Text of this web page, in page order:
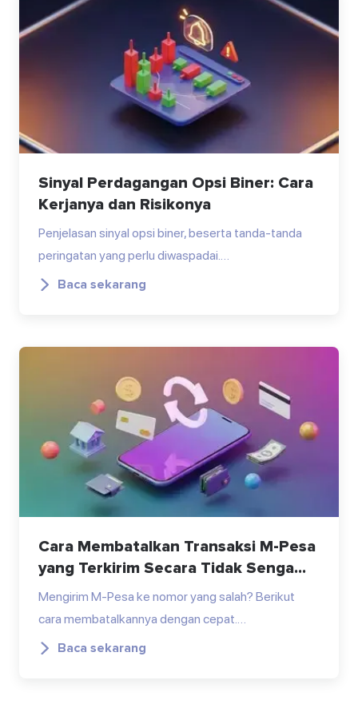
Sinyal Perdagangan Opsi Biner: Cara
Kerjanya dan Risikonya
Penjelasan sinyal opsi biner, beserta tanda-tanda
peringatan yang perlu diwaspadai.…
Baca sekarang
Cara Membatalkan Transaksi M-Pesa
yang Terkirim Secara Tidak Senga...
Mengirim M-Pesa ke nomor yang salah? Berikut
cara membatalkannya dengan cepat.…
Baca sekarang